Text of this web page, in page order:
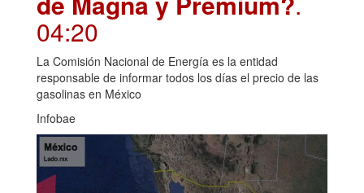
04:20
La Comisión Nacional de Energía es la entidad
responsable de informar todos los días el precio de las
gasolinas en México
Infobae